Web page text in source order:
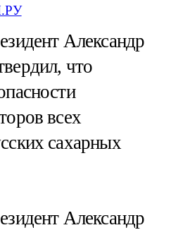
Александр
что
всех
сахарных
Александр